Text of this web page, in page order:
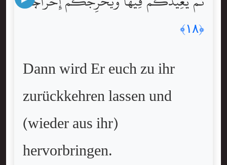
﴿١٨﴾
Dann wird Er euch zu ihr
zurückkehren lassen und
(wieder aus ihr)
hervorbringen.